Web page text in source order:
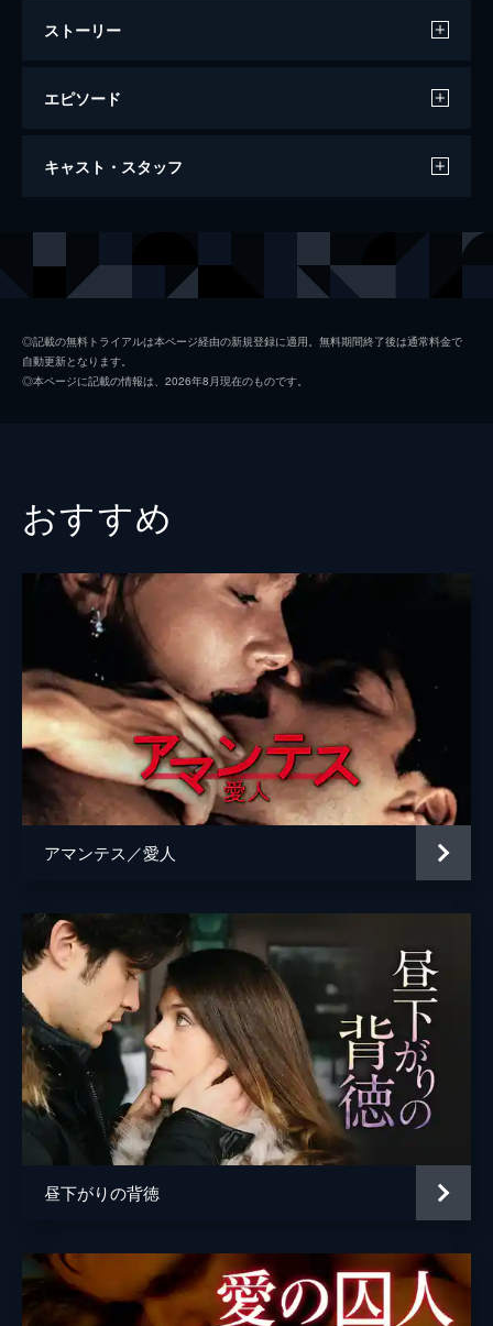
ストーリー
エピソード
セレブリティ 欲望とセックスの罠
キャスト・スタッフ
ケイリー・エルウィズ
脚本
ローラ・ボーズマ
トビー・チュウ
ローラ・ボーズマ
ジェリー・ラング
◎記載の無料トライアルは本ページ経由の新規登録に適用。無料期間終了後は通常料金で
自動更新となります。
◎本ページに記載の情報は、2026年8月現在のものです。
おすすめ
アマンテス／愛人
昼下がりの背徳